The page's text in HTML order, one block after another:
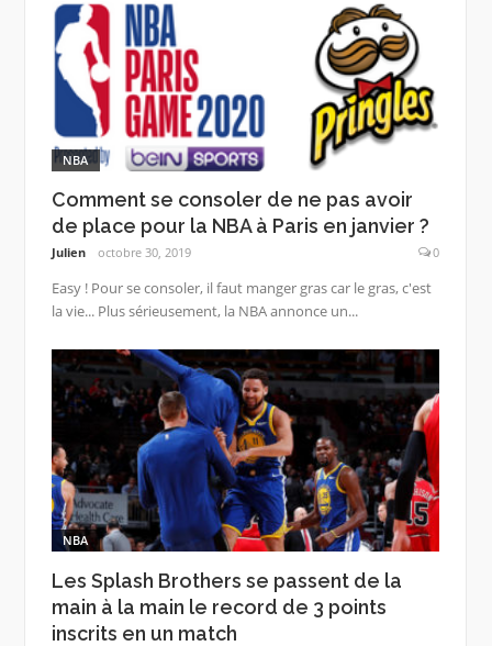
NBA
Comment se consoler de ne pas avoir
de place pour la NBA à Paris en janvier ?
Julien octobre 30, 2019 0
Easy ! Pour se consoler, il faut manger gras car le gras, c'est
la vie... Plus sérieusement, la NBA annonce un...
NBA
Les Splash Brothers se passent de la
main à la main le record de 3 points
inscrits en un match